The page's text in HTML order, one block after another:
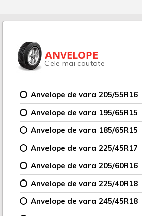
ANVELOPE
Cele mai cautate
Anvelope de vara 205/55R16
Anvelope de vara 195/65R15
Anvelope de vara 185/65R15
Anvelope de vara 225/45R17
Anvelope de vara 205/60R16
Anvelope de vara 225/40R18
Anvelope de vara 245/45R18